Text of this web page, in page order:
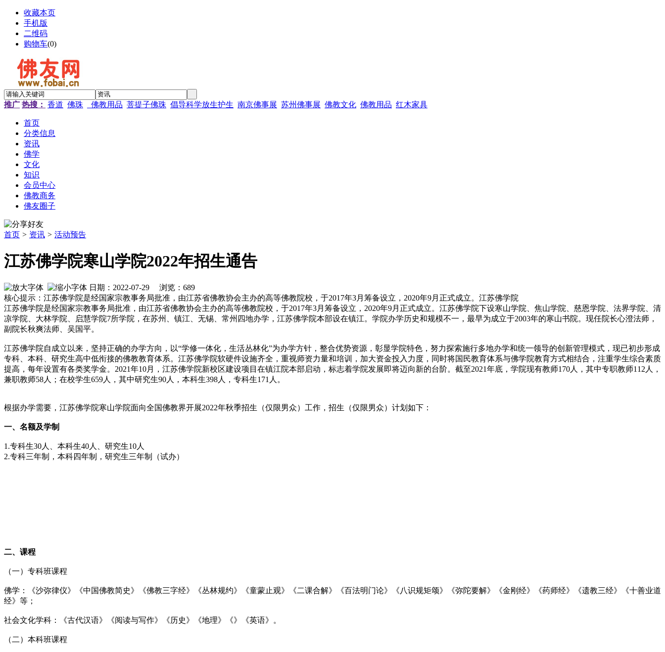
收藏本页
手机版
二维码
购物车(0)
推广 热搜： 香道 佛珠 _佛教用品 菩提子佛珠 倡导科学放生护生 南京佛事展 苏州佛事展 佛教文化 佛教用品 红木家具
首页
分类信息
资讯
佛学
文化
知识
会员中心
佛教商务
佛友圈子
首页 > 资讯 > 活动预告
江苏佛学院寒山学院2022年招生通告
日期：2022-07-29 浏览： 689
核心提示：江苏佛学院是经国家宗教事务局批准，由江苏省佛教协会主办的高等佛教院校，于2017年3月筹备设立，2020年9月正式成立。江苏佛学院
江苏佛学院是经国家宗教事务局批准，由江苏省佛教协会主办的高等佛教院校，于2017年3月筹备设立，2020年9月正式成立。江苏佛学院下设寒山学院、焦山学院、慈恩学院、法界学院、清
凉学院、大林学院、启慧学院7所学院，在苏州、镇江、无锡、常州四地办学，江苏佛学院本部设在镇江。学院办学历史和规模不一，最早为成立于2003年的寒山书院。现任院长心澄法师，
副院长秋爽法师、吴国平。
江苏佛学院自成立以来，坚持正确的办学方向，以“学修一体化，生活丛林化”为办学方针，整合优势资源，彰显学院特色，努力探索施行多地办学和统一领导的创新管理模式，现已初步形成
专科、本科、研究生高中低衔接的佛教教育体系。江苏佛学院软硬件设施齐全，重视师资力量和培训，加大资金投入力度，同时将国民教育体系与佛学院教育方式相结合，注重学生综合素质
提高，每年设置有各类奖学金。2021年10月，江苏佛学院新校区建设项目在镇江院本部启动，标志着学院发展即将迈向新的台阶。截至2021年底，学院现有教师170人，其中专职教师112人，
兼职教师58人；在校学生659人，其中研究生90人，本科生398人，专科生171人。
根据办学需要，江苏佛学院寒山学院面向全国佛教界开展2022年秋季招生（仅限男众）工作，招生（仅限男众）计划如下：
一、名额及学制
1.专科生30人、本科生40人、研究生10人
2.专科三年制，本科四年制，研究生三年制（试办）
二、课程
（一）专科班课程
佛学：《沙弥律仪》《中国佛教简史》《佛教三字经》《丛林规约》《童蒙止观》《二课合解》《百法明门论》《八识规矩颂》《弥陀要解》《金刚经》《药师经》《遗教三经》《十善业道
经》等；
社会文化学科：《古代汉语》《阅读与写作》《历史》《地理》《》《英语》。
（二）本科班课程